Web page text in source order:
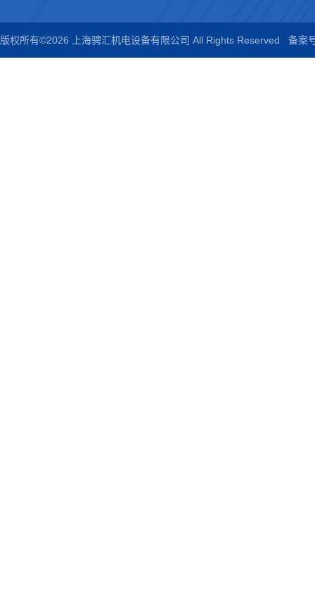
版权所有©2026 上海骋汇机电设备有限公司 All Rights Reserved 备案